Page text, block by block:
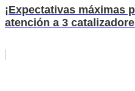
¡Expectativas máximas
atención a 3